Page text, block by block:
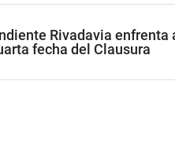
Rivadavia enfrenta
fecha del Clausura